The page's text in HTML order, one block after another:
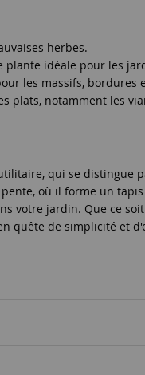
herbes.
plante idéale pour les
les massifs, bordures
plats, notamment les
qui se distingue
où il forme un
votre jardin. Que ce
quête de simplicité et